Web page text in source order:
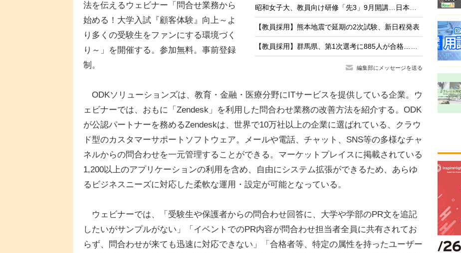
昭和女子大、教員向け研修「先3」9月開講…日本の教育の強みに着目
【教員採用】熊本地震で延期の2次試験、新日程発表
【教員採用】群馬県、第1次選考に885人が合格…大3生273人通過
編集部にメッセージを送る
法を伝えるウェビナー「問合せ業務から
始める！大学入試『顧客体験』向上～よ
り多くの受験生をファンにする環境づく
り～」を開催する。参加無料。事前登録
制。
ODKソリューションズは、教育・金融・医療分野にITサービスを提供している企業。ウ
ェビナーでは、おもに「Zendesk」を利用した問合わせ業務の改善方法を紹介する。ODK
が公認パートナーを務めるZendeskは、世界で10万社以上の企業に選ばれている、クラウ
ド型のカスタマーサポートソフトウェア。メールや電話、チャット、SNS等の多様なチャ
ネルからの問合わせを一元管理することができる。マーケットプレイスに掲載されている
1,200以上のアプリケーションの利用を含め、自由にシステム拡張ができるため、あらゆ
るビジネスニーズに対応した柔軟な運用・設定が可能となっている。
ウェビナーでは、「受験生や保護者からの問合わせ回答に、大学や学部のPR文を追記
したいがサンプルがない」「イベントでのPR内容が問合わせ担当者全員に共有されてお
らず、問合わせが来ても迅速に対応できない」「合格者等、特定の属性を持ったユーザー